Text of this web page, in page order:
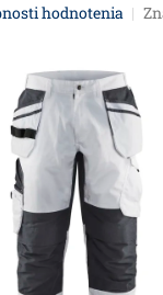
je 0,0 z 5
hodnotenia